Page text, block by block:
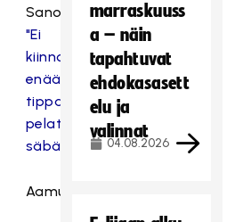
Sanomat:
"Ei
kiinnosta
enää
tippaakaan
pelata
säbää"
Aamulehti:
marraskuuss
a – näin
tapahtuvat
ehdokasasett
elu ja
valinnat
04.08.2026